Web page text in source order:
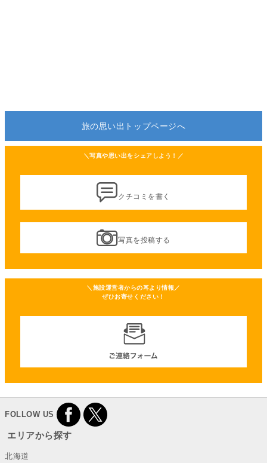
旅の思い出トップページへ
＼写真や思い出をシェアしよう！／
クチコミを書く
写真を投稿する
＼施設運営者からの耳より情報／
ぜひお寄せください！
FOLLOW US
エリアから探す
北海道